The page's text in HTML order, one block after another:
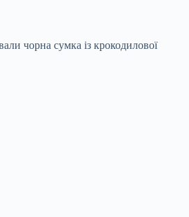
чорна сумка із крокодилової